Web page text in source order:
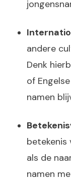
andere
Denk
of
namen
betekenis
als de
namen